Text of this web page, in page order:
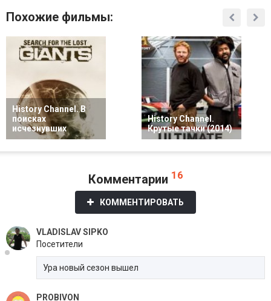
Похожие фильмы:
History Channel. В
поисках
исчезнувших
History Channel.
Крутые тачки (2014)
Комментарии 16
КОММЕНТИРОВАТЬ
VLADISLAV SIPKO
Посетители
Ура новый сезон вышел
PROBIVON